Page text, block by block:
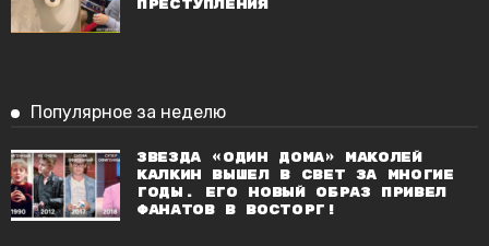
преступления
Популярное за неделю
Звезда «Один дома» Маколей
Калкин вышел в свет за многие
годы. Его новый образ привел
фанатов в восторг!